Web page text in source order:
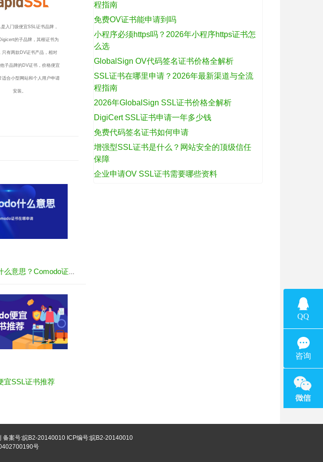
入门级便宜SSL证书品牌，
的子品牌，其根证书为
只有两款DV证书产品，相对
子品牌的DV证书，价格便宜
适合小型网站和个人用户申请
安装。
宜SSL证书推荐
程指南
免费OV证书能申请到吗
小程序必须https吗？2026年小程序https证书怎
么选
GlobalSign OV代码签名证书价格全解析
SSL证书在哪里申请？2026年最新渠道与全流
程指南
2026年GlobalSign SSL证书价格全解析
DigiCert SSL证书申请一年多少钱
免费代码签名证书如何申请
增强型SSL证书是什么？网站安全的顶级信任
保障
企业申请OV SSL证书需要哪些资料
备案号:皖B2-20140010ICP编号:皖B2-20140010
号